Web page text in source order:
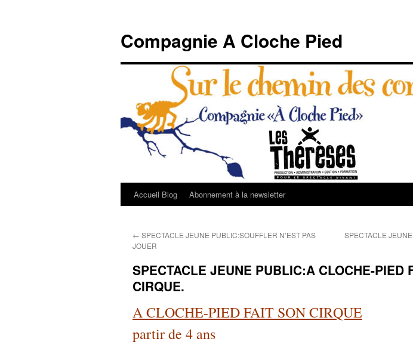
Compagnie A Cloche Pied
Aller
contenu
Accueil Blog Abonnement à la newsletter
← SPECTACLE JEUNE PUBLIC:SOUFFLER N’EST PAS
JOUER
SPECTACLE
SPECTACLE JEUNE PUBLIC:A CLOCHE-PIED
CIRQUE.
A CLOCHE-PIED FAIT SON CIRQUE
partir de 4 ans